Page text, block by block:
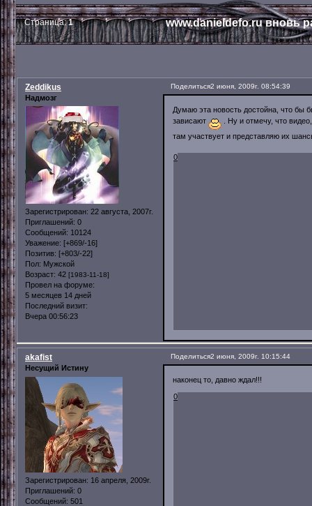
www.danieldefo.ru вновь
Страница:1
Поделиться2 июня, 2009г. 08:54:39
Zeddikus
Надмозг
Зарегистрирован: 22 августа, 2007г.
Приглашений: 0
Сообщений: 10124
Уважение: [+869/-16]
Позитив: [+803/-22]
Пол: Мужской
Возраст: 42 [1983-11-18]
Провел на форуме:
5 месяцев 14 дней
Последний визит:
Вчера 00:56:23
Думаю эта новость достойна, что бы
зависают
. Ну и отмечу, что
там участвует и представляю их
0
Поделиться2 июня, 2009г. 10:15:44
akafist
Несущий Истину
Зарегистрирован: 16 апреля, 2009г.
Приглашений: 0
Сообщений: 501
наконец то, давно ждал!!!
0